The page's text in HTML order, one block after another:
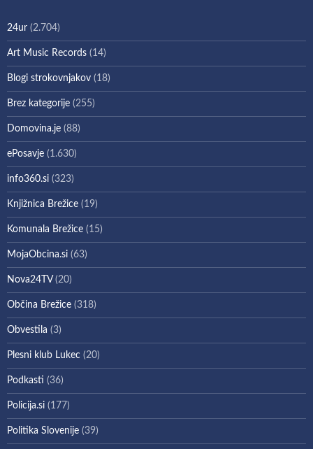
24ur (2.704)
Art Music Records (14)
Blogi strokovnjakov (18)
Brez kategorije (255)
Domovina.je (88)
ePosavje (1.630)
info360.si (323)
Knjižnica Brežice (19)
Komunala Brežice (15)
MojaObcina.si (63)
Nova24TV(20)
Občina Brežice (318)
Obvestila (3)
Plesni klub Lukec (20)
Podkasti (36)
Policija.si (177)
Politika Slovenije (39)